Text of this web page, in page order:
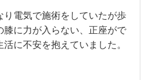
り電気で施術をしていたが歩
膝に力が入らない、正座がで
に不安を抱えていました。